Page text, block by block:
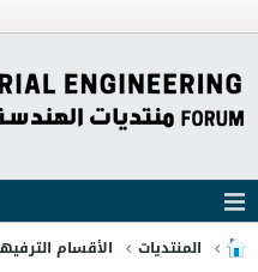
المنتديات الأقسام